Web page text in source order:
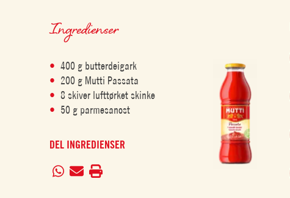
Ingredienser
400 g butterdeigark
200 g Mutti Passata
8 skiver lufttørket skinke
50 g parmesanost
DEL INGREDIENSER